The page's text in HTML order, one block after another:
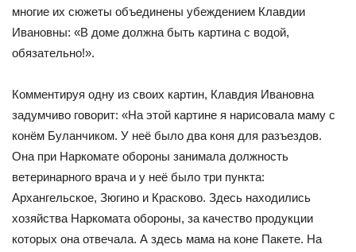
многие их сюжеты объединены убеждением Клавдии
Ивановны: «В доме должна быть картина с водой,
обязательно!».
Комментируя одну из своих картин, Клавдия Ивановна
задумчиво говорит: «На этой картине я нарисовала маму с
конём Буланчиком. У неё было два коня для разъездов.
Она при Наркомате обороны занимала должность
ветеринарного врача и у неё было три пункта:
Архангельское, Зюгино и Красково. Здесь находились
хозяйства Наркомата обороны, за качество продукции
которых она отвечала. А здесь мама на коне Пакете. На